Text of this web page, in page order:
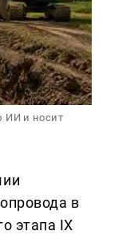
ИИ и носит
в
этапа IX